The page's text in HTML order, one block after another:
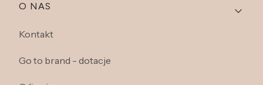
O NAS
Kontakt
Go to brand - dotacje